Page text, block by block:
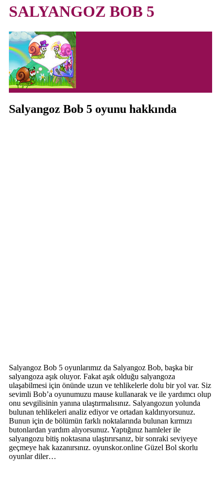
SALYANGOZ BOB 5
Salyangoz Bob 5 oyunu hakkında
Salyangoz Bob 5 oyunlarımız da Salyangoz Bob, başka bir
salyangoza aşık oluyor. Fakat aşık olduğu salyangoza
ulaşabilmesi için önünde uzun ve tehlikelerle dolu bir yol var. Siz
sevimli Bob’a oyunumuzu mause kullanarak ve ile yardımcı olup
onu sevgilisinin yanına ulaştırmalısınız. Salyangozun yolunda
bulunan tehlikeleri analiz ediyor ve ortadan kaldırıyorsunuz.
Bunun için de bölümün farklı noktalarında bulunan kırmızı
butonlardan yardım alıyorsunuz. Yaptığınız hamleler ile
salyangozu bitiş noktasına ulaştırırsanız, bir sonraki seviyeye
geçmeye hak kazanırsınız. oyunskor.online Güzel Bol skorlu
oyunlar diler…